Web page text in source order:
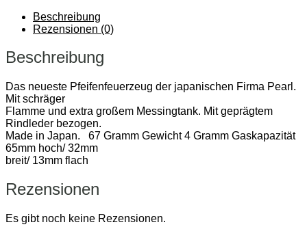
Beschreibung
Rezensionen (0)
Beschreibung
Das neueste Pfeifenfeuerzeug der japanischen Firma Pearl.
Mit schräger
Flamme und extra großem Messingtank. Mit geprägtem
Rindleder bezogen.
Made in Japan. 67 Gramm Gewicht 4 Gramm Gaskapazität
65mm hoch/ 32mm
breit/ 13mm flach
Rezensionen
Es gibt noch keine Rezensionen.